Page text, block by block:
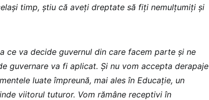
timp, știu că aveți dreptate să fiți nemulțumiți și
ce va decide guvernul din care facem parte și ne
guvernare va fi aplicat. Și nu vom accepta derapaje
luate împreună, mai ales în Educație, un
viitorul tuturor. Vom rămâne receptivi în